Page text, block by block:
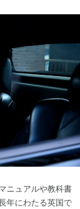
ニュアルや教科書
年にわたる英国で